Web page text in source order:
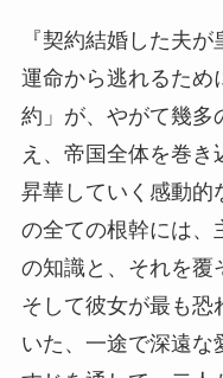
『契約結婚した夫
運命から逃れるため
約」が、やがて幾多
え、帝国全体を巻き
昇華していく感動的
の全ての根幹には、
の知識と、それを覆
そして彼女が最も恐
いた、一途で深遠な